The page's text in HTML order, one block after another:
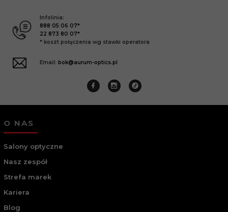
Infolinia:
888 05 06 07*
22 873 80 07*
* koszt połączenia wg stawki operatora
Email: bok@aurum-optics.pl
O NAS
Salony optyczne
Nasz zespół
Strefa marek
Kariera
Blog